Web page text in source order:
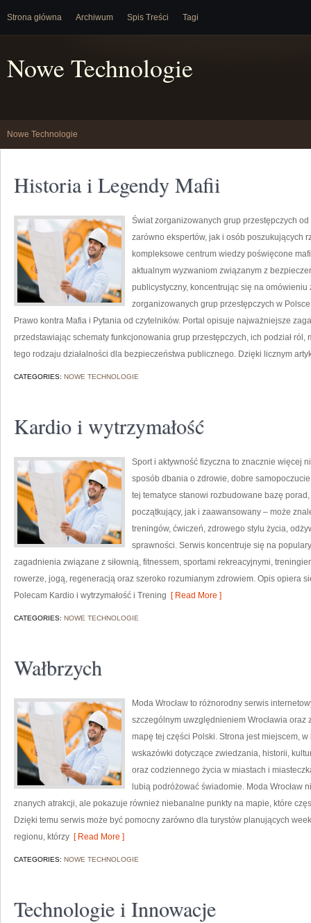
Strona główna Archiwum Spis Treści Tagi
Nowe Technologie
Nowe Technologie
Historia i Legendy Mafii
Świat zorganizowanych grup przestępczych
zarówno ekspertów, jak i osób poszukujących
kompleksowe centrum wiedzy poświęcone
aktualnym wyzwaniom związanym z
publicystyczny, koncentrując się na
zorganizowanych grup przestępczych w
Prawo kontra Mafia i Pytania od czytelników. Portal opisuje najważniejsze
przedstawiając schematy funkcjonowania grup przestępczych, ich podział ról,
tego rodzaju działalności dla bezpieczeństwa publicznego. Dzięki licznym
CATEGORIES: NOWE TECHNOLOGIE
Kardio i wytrzymałość
Sport i aktywność fizyczna to znacznie więcej
sposób dbania o zdrowie, dobre
tej tematyce stanowi rozbudowane bazę
początkujący, jak i zaawansowany – może
treningów, ćwiczeń, zdrowego stylu życia,
sprawności. Serwis koncentruje się na
zagadnienia związane z siłownią, fitnessem, sportami rekreacyjnymi,
rowerze, jogą, regeneracją oraz szeroko rozumianym zdrowiem. Opis opiera
Polecam Kardio i wytrzymałość i Trening [ Read More ]
CATEGORIES: NOWE TECHNOLOGIE
Wałbrzych
Moda Wrocław to różnorodny serwis
szczególnym uwzględnieniem Wrocławia
mapę tej części Polski. Strona jest miejscem,
wskazówki dotyczące zwiedzania, historii,
oraz codziennego życia w miastach i
lubią podróżować świadomie. Moda Wrocław
znanych atrakcji, ale pokazuje również niebanalne punkty na mapie, które
Dzięki temu serwis może być pomocny zarówno dla turystów planujących
regionu, którzy [ Read More ]
CATEGORIES: NOWE TECHNOLOGIE
Technologie i Innowacje